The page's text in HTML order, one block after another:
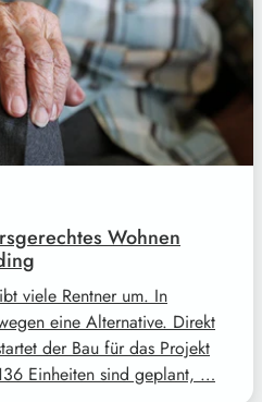
Wohnen
viele Rentner um. In
eine Alternative. Direkt
der Bau für das Projekt
Einheiten sind geplant, …